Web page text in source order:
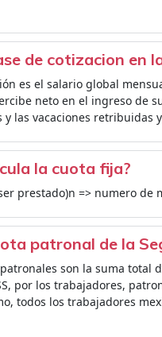
de cotizacion en
es el salario global
neto en el ingreso de
las vacaciones retribuidas
la cuota fija?
prestado)n => numero de
patronal de la
son la suma
por los trabajadores,
todos los trabajadores